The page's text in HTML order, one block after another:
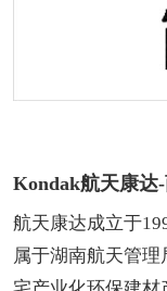
Kondak航天康达
航天康达成立于
属于湖南航天管